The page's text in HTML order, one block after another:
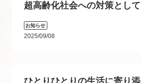
超高齢化社会への対策として
お知らせ
2025/09/08
ひとりひとりの生活に寄り添